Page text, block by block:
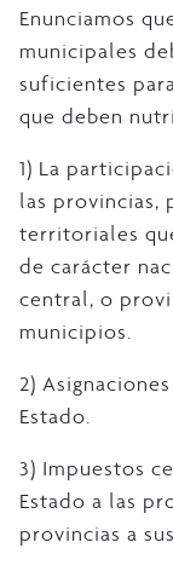
Enunciamos
municipales
suficientes
que deben
1) La
las provincias,
territoriales
de carácter
central, o
municipios.
2)
Estado.
3) Impuestos
Estado a las
provincias a